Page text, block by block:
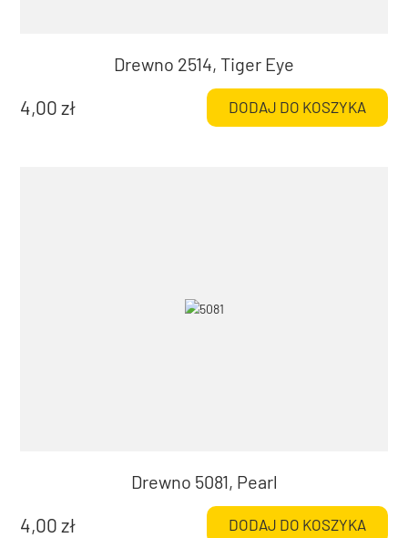
Drewno 2514, Tiger Eye
4,00 zł DODAJ DO KOSZYKA
Drewno 5081, Pearl
4,00 zł DODAJ DO KOSZYKA